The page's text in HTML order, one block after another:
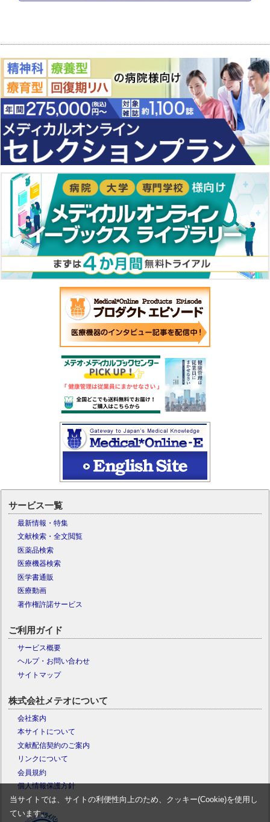
サービス一覧
最新情報・特集
文献検索・全文閲覧
医薬品検索
医療機器検索
医学書通販
医療動画
著作権許諾サービス
ご利用ガイド
サービス概要
ヘルプ・お問い合わせ
サイトマップ
株式会社メテオについて
会社案内
本サイトについて
文献配信契約のご案内
リンクについて
会員規約
個人情報保護方針
当サイトでは、サイトの利便性向上のため、クッキー(Cookie)を使用し
ています。